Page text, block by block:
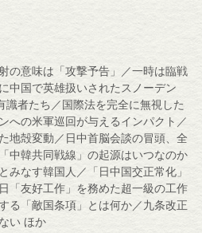
の意味は「攻撃予告」／一時は臨戦
中国で英雄扱いされたスノーデン
識者たち／国際法を完全に無視した
への米軍巡回が与えるインパクト／
地殻変動／日中首脳会談の冒頭、全
中韓共同戦線」の起源はいつなのか
みなす韓国人／「日中国交正常化」
「友好工作」を務めた超一級の工作
る「敵国条項」とは何か／九条改正
い ほか